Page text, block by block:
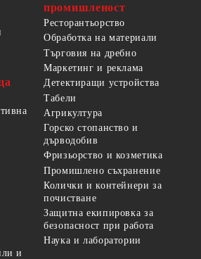
и
промишленост
Ресторантьорство
Обработка на материали
Търговия на дребно
Маркетинг и реклама
Детектиращи устройства
Табели
Агрикултура
Горско стопанство и
дърводобив
Фризьорство и козметика
Промишлено съхранение
Колички и контейнери за
почистване
Защитна екипировка за
безопасност при работа
Наука и лаборатории